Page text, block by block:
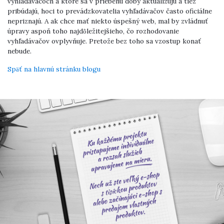
pribúdajú, hoci to prevádzkovatelia vyhľadávačov často oficiálne
nepriznajú. A ak chce mať niekto úspešný web, mal by zvládnuť
úpravy aspoň toho najdôležitejšieho, čo rozhodovanie
vyhľadávačov ovplyvňuje. Pretože bez toho sa vzostup konať
nebude.
Späť na hlavnú stránku blogu